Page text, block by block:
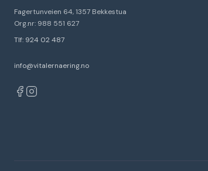
Fagertunveien 64, 1357 Bekkestua
Org.nr: 988 551 627
Tlf: 924 02 487
info@vitalernaering.no